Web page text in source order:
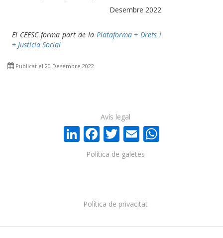
Desembre 2022
El CEESC forma part de la Plataforma + Drets i
+ Justícia Social
Publicat el 20 Desembre 2022
LinkedIn
Facebook
Twitter
Email
Política de privacitat
Política de galetes
Avís legal